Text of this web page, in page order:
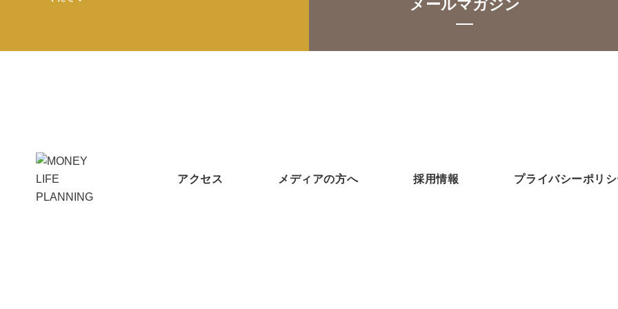
メールマガジン
アクセス メディアの方へ 採用情報 プライバシーポリ